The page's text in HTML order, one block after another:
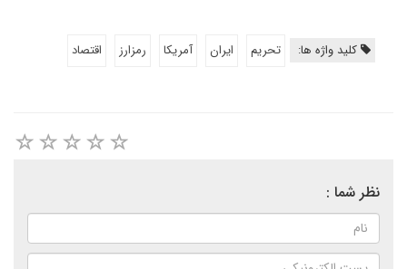
کلید واژه ها: تحریم ایران آمریکا رمزارز اقتصاد
نظر شما :